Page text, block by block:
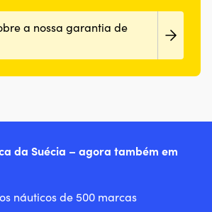
a nossa garantia de
da Suécia – agora também em
náuticos de 500 marcas